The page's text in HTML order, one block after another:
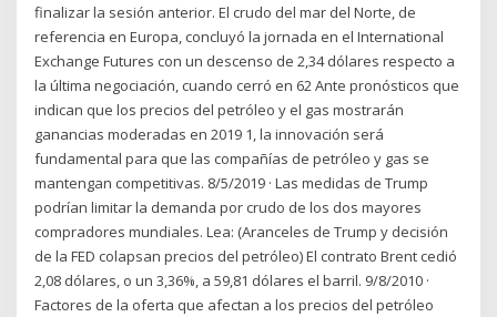
finalizar la sesión anterior. El crudo del mar del Norte, de
referencia en Europa, concluyó la jornada en el International
Exchange Futures con un descenso de 2,34 dólares respecto a
la última negociación, cuando cerró en 62 Ante pronósticos que
indican que los precios del petróleo y el gas mostrarán
ganancias moderadas en 2019 1, la innovación será
fundamental para que las compañías de petróleo y gas se
mantengan competitivas. 8/5/2019 · Las medidas de Trump
podrían limitar la demanda por crudo de los dos mayores
compradores mundiales. Lea: (Aranceles de Trump y decisión
de la FED colapsan precios del petróleo) El contrato Brent cedió
2,08 dólares, o un 3,36%, a 59,81 dólares el barril. 9/8/2010 ·
Factores de la oferta que afectan a los precios del petróleo